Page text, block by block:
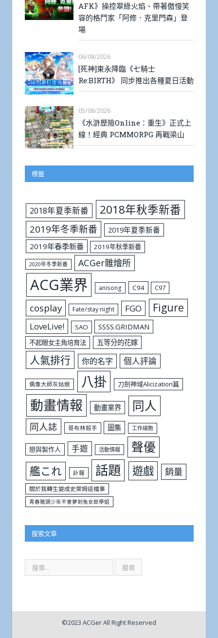
AFK》操控翠綠火焰、帶著傲慢笑
容的格鬥家「阿修．克里門森」登
場
06/08/2026
[死神]東永降臨《七騎士
Re:BIRTH》 同步推出各種夏日活動
05/08/2026
《水滸歷險Online：重生》正式上
線！經典 PCMMORPG 再戰梁山
標籤
2018年夏季新番 2018年秋季新番
2019年冬季新番
2019年夏季新番
2019年春季新番
2019年秋季新番
2020年冬季新番 ACGer雜燴所
ACG業界 anisong C94 C97
cosplay Fate/stay night FGO Figure
LoveLive! SAO SSSS.GRIDMAN
不起眼女主角培育法 五等分的花嫁
人氣排行 你的名字 個人評論
偶像大師灰姑娘 八掛 刀劍神域Alicization篇
動畫情報 動畫業界 同人
同人誌 哥布林殺手 圖集 工作細胞
戀與製作人 手遊 活動情報 聲優
艦これ 訃報 話題 遊戲 銷量
關於我轉生變成史萊姆這檔事
青春豬頭少年不會夢到兔女郎學姐
搜索文章
©2023 ACGer All Right Reserved